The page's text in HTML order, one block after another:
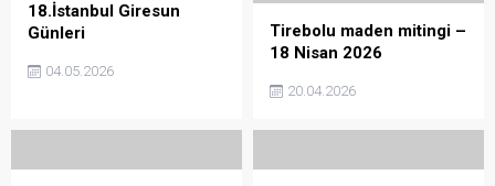
18.İstanbul Giresun
Günleri
04.05.2026
Tirebolu maden mitingi –
18 Nisan 2026
20.04.2026